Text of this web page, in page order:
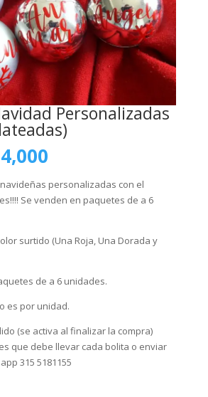
Personalizadas
4,000El
actual
es:
personalizadas con el
Se venden en paquetes de a 6
surtido (Una Roja, Una Dorada y
de a 6 unidades.
es por unidad.
(se activa al finalizar la compra)
que debe llevar cada bolita o enviar
315 5181155